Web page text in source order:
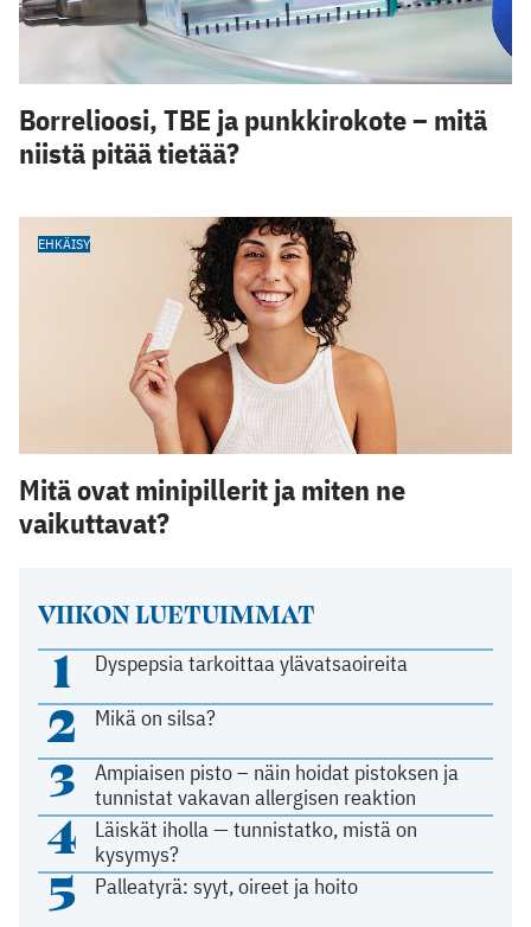
VIIKON LUETUIMMAT
1 Dyspepsia tarkoittaa ylävatsaoireita
2 Mikä on silsa?
3
Ampiaisen pisto – näin hoidat pistoksen ja
tunnistat vakavan allergisen reaktion
4
Läiskät iholla — tunnistatko, mistä on
kysymys?
5 Palleatyrä: syyt, oireet ja hoito
Borrelioosi, TBE ja punkkirokote – mitä
niistä pitää tietää?
EHKÄISY
Mitä ovat minipillerit ja miten ne
vaikuttavat?